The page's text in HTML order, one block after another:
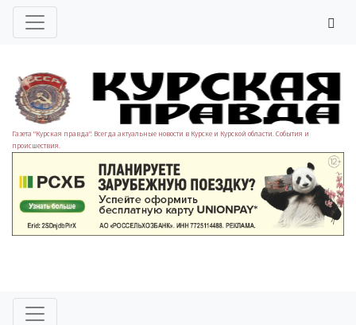
Газета "Курская правда". Всегда актуальные новости в Курске и Курской области. События и
происшествия.